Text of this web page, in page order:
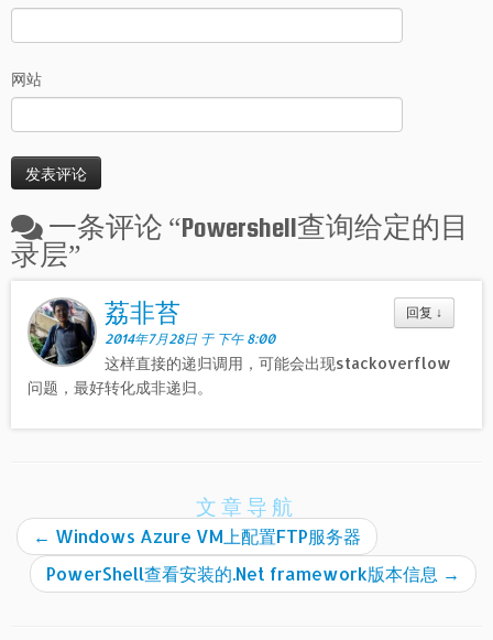
网站
一条评论 “Powershell查询给定的目
录层”
回复 ↓
荔非苔
2014年7月28日 于 下午 8:00
这样直接的递归调用，可能会出现stackoverflow
问题，最好转化成非递归。
文章导航
← Windows Azure VM上配置FTP服务器
PowerShell查看安装的.Net framework版本信息 →